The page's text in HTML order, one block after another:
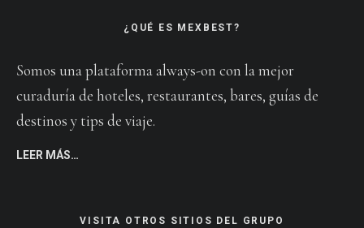
¿QUÉ ES MEXBEST?
Somos una plataforma always-on con la mejor
curaduría de hoteles, restaurantes, bares, guías de
destinos y tips de viaje.
LEER MÁS…
VISITA OTROS SITIOS DEL GRUPO